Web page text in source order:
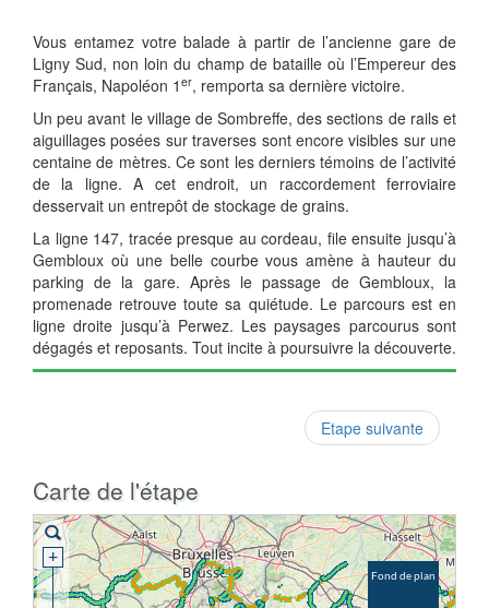
Vous entamez votre balade à partir de l’ancienne gare de
Ligny Sud, non loin du champ de bataille où l’Empereur des
Français, Napoléon 1 er, remporta sa dernière victoire.
Un peu avant le village de Sombreffe, des sections de rails et
aiguillages posées sur traverses sont encore visibles sur une
centaine de mètres. Ce sont les derniers témoins de l’activité
de la ligne. A cet endroit, un raccordement ferroviaire
desservait un entrepôt de stockage de grains.
La ligne 147, tracée presque au cordeau, file ensuite jusqu’à
Gembloux où une belle courbe vous amène à hauteur du
parking de la gare. Après le passage de Gembloux, la
promenade retrouve toute sa quiétude. Le parcours est en
ligne droite jusqu’à Perwez. Les paysages parcourus sont
dégagés et reposants. Tout incite à poursuivre la découverte.
Etape suivante
Carte de l'étape